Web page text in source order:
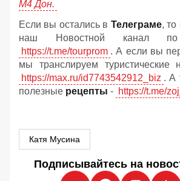
М4 Дон.
Если вы остались в Телеграме, то
наш Новостной канал
https://t.me/tourprom . А если вы
мы транслируем туристические
https://max.ru/id7743542912_biz . А
полезные рецепты - https://t.me/
Катя Мусина
Подписывайтесь на